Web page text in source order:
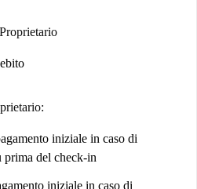
iniziale in caso di
prima del check-in
iniziale in caso di